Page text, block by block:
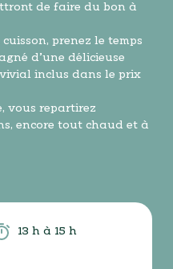
de faire du bon à
prenez le temps
d’une délicieuse
inclus dans le prix
vous repartirez
encore tout chaud et à
13 h à 15 h